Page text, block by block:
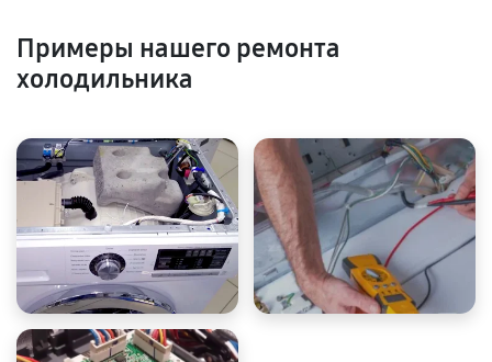
Примеры нашего ремонта
холодильника